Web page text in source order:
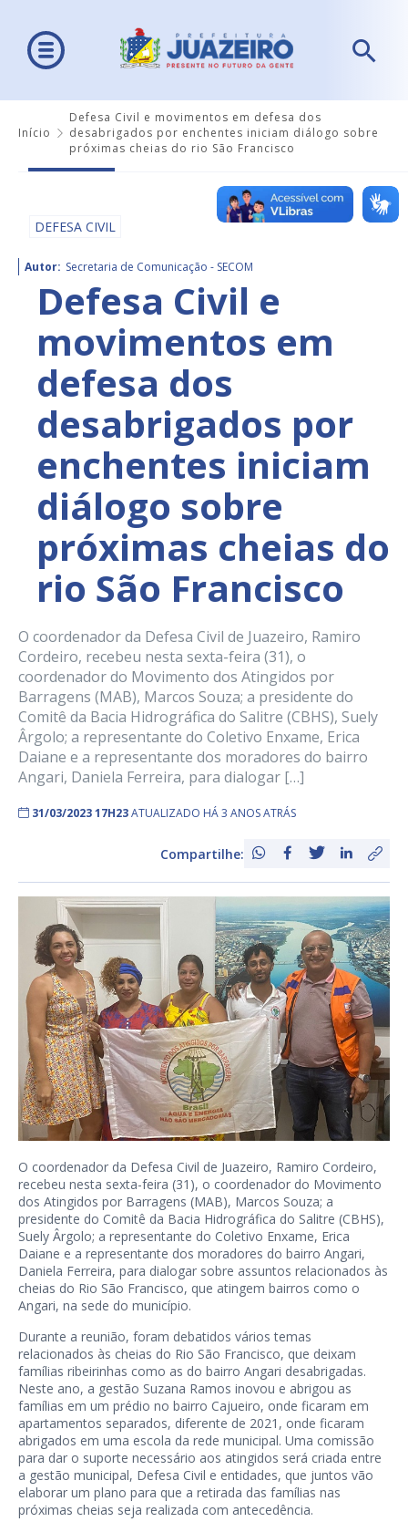
Início
Defesa Civil e movimentos em defesa dos
desabrigados por enchentes iniciam diálogo sobre
próximas cheias do rio São Francisco
DEFESA CIVIL
Autor: Secretaria de Comunicação - SECOM
Defesa Civil e
movimentos em
defesa dos
desabrigados por
enchentes iniciam
diálogo sobre
próximas cheias do
rio São Francisco
O coordenador da Defesa Civil de Juazeiro, Ramiro
Cordeiro, recebeu nesta sexta-feira (31), o
coordenador do Movimento dos Atingidos por
Barragens (MAB), Marcos Souza; a presidente do
Comitê da Bacia Hidrográfica do Salitre (CBHS), Suely
Ârgolo; a representante do Coletivo Enxame, Erica
Daiane e a representante dos moradores do bairro
Angari, Daniela Ferreira, para dialogar […]
31/03/2023 17H23ATUALIZADO HÁ 3 ANOS ATRÁS
Compartilhe:
O coordenador da Defesa Civil de Juazeiro, Ramiro Cordeiro,
recebeu nesta sexta-feira (31), o coordenador do Movimento
dos Atingidos por Barragens (MAB), Marcos Souza; a
presidente do Comitê da Bacia Hidrográfica do Salitre (CBHS),
Suely Ârgolo; a representante do Coletivo Enxame, Erica
Daiane e a representante dos moradores do bairro Angari,
Daniela Ferreira, para dialogar sobre assuntos relacionados às
cheias do Rio São Francisco, que atingem bairros como o
Angari, na sede do município.
Durante a reunião, foram debatidos vários temas
relacionados às cheias do Rio São Francisco, que deixam
famílias ribeirinhas como as do bairro Angari desabrigadas.
Neste ano, a gestão Suzana Ramos inovou e abrigou as
famílias em um prédio no bairro Cajueiro, onde ficaram em
apartamentos separados, diferente de 2021, onde ficaram
abrigados em uma escola da rede municipal. Uma comissão
para dar o suporte necessário aos atingidos será criada entre
a gestão municipal, Defesa Civil e entidades, que juntos vão
elaborar um plano para que a retirada das famílias nas
próximas cheias seja realizada com antecedência.